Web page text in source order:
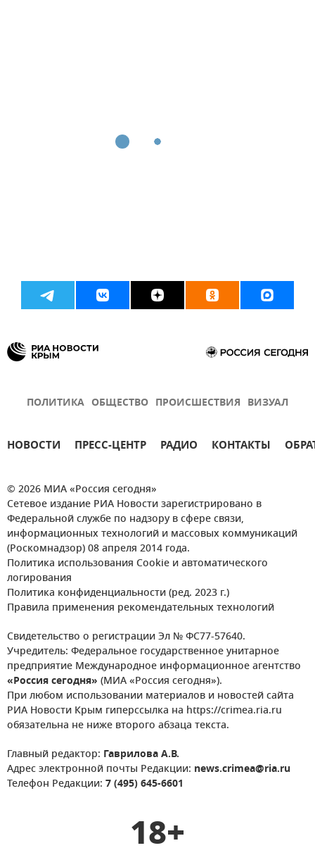
ПОЛИТИКА ОБЩЕСТВО ПРОИСШЕСТВИЯ ВИЗУАЛ
НОВОСТИ ПРЕСС-ЦЕНТР РАДИО КОНТАКТЫ
© 2026 МИА «Россия сегодня»
Сетевое издание РИА Новости зарегистрировано в
Федеральной службе по надзору в сфере связи,
информационных технологий и массовых коммуникаций
(Роскомнадзор) 08 апреля 2014 года.
Политика использования Cookie и автоматического
логирования
Политика конфиденциальности (ред. 2023 г.)
Правила применения рекомендательных технологий
Свидетельство о регистрации Эл № ФС77-57640.
Учредитель: Федеральное государственное унитарное
предприятие Международное информационное агентство
«Россия сегодня» (МИА «Россия сегодня»).
При любом использовании материалов и новостей сайта
РИА Новости Крым гиперссылка на https://crimea.ria.ru
обязательна не ниже второго абзаца текста.
Главный редактор: Гаврилова А.В.
Адрес электронной почты Редакции: news.crimea@ria.ru
Телефон Редакции: 7 (495) 645-6601
18+